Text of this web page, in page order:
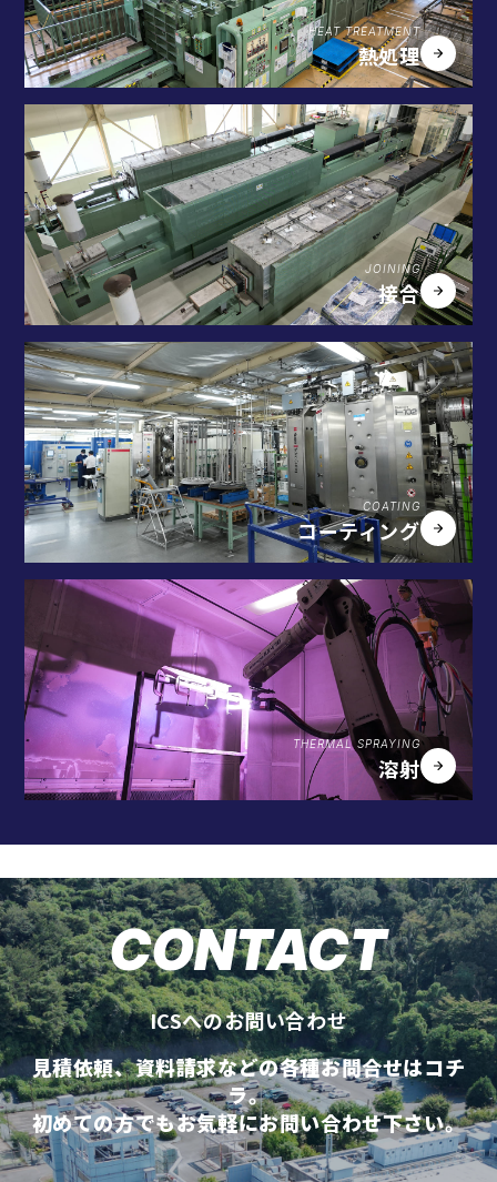
HEAT TREATMENT
熱処理
JOINING
接合
COATING
コーティング
THERMAL SPRAYING
溶射
CONTACT
ICSへのお問い合わせ
見積依頼、資料請求などの各種お問合せはコチ
ラ。
初めての方でもお気軽にお問い合わせ下さい。